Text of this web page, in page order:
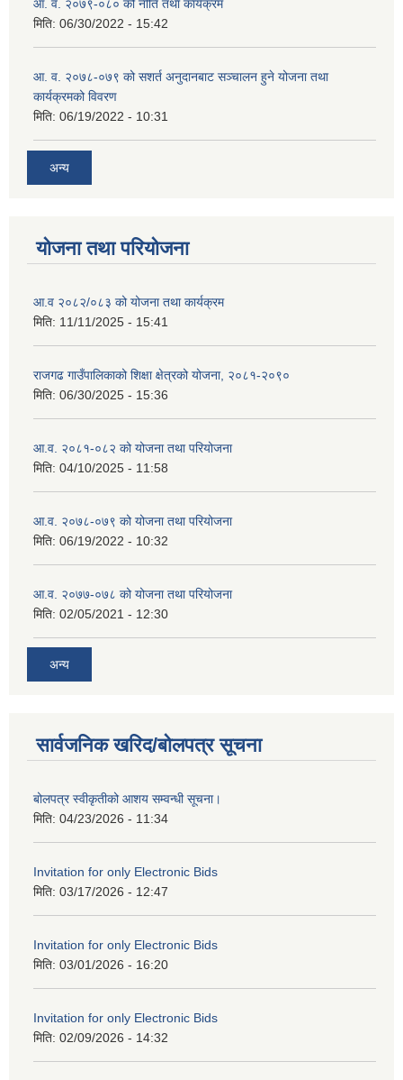
आ. व. २०७९-०८० को नीति तथा कार्यक्रम
मिति: 06/30/2022 - 15:42
आ. व. २०७८-०७९ को सशर्त अनुदानबाट सञ्चालन हुने योजना तथा
कार्यक्रमको विवरण
मिति: 06/19/2022 - 10:31
अन्य
योजना तथा परियोजना
आ.व २०८२/०८३ को योजना तथा कार्यक्रम
मिति: 11/11/2025 - 15:41
राजगढ गाउँपालिकाको शिक्षा क्षेत्रको योजना, २०८१-२०९०
मिति: 06/30/2025 - 15:36
आ.व. २०८१-०८२ को योजना तथा परियोजना
मिति: 04/10/2025 - 11:58
आ.व. २०७८-०७९ को योजना तथा परियोजना
मिति: 06/19/2022 - 10:32
आ.व. २०७७-०७८ को योजना तथा परियोजना
मिति: 02/05/2021 - 12:30
अन्य
सार्वजनिक खरिद/बोलपत्र सूचना
बोलपत्र स्वीकृतीको आशय सम्वन्धी सूचना।
मिति: 04/23/2026 - 11:34
Invitation for only Electronic Bids
मिति: 03/17/2026 - 12:47
Invitation for only Electronic Bids
मिति: 03/01/2026 - 16:20
Invitation for only Electronic Bids
मिति: 02/09/2026 - 14:32